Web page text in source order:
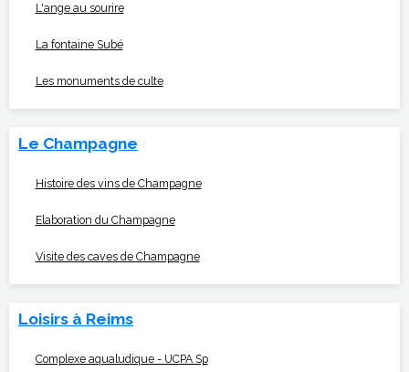
L'ange au sourire
La fontaine Subé
Les monuments de culte
Le Champagne
Histoire des vins de Champagne
Elaboration du Champagne
Visite des caves de Champagne
Loisirs à Reims
Complexe aqualudique - UCPA Sp